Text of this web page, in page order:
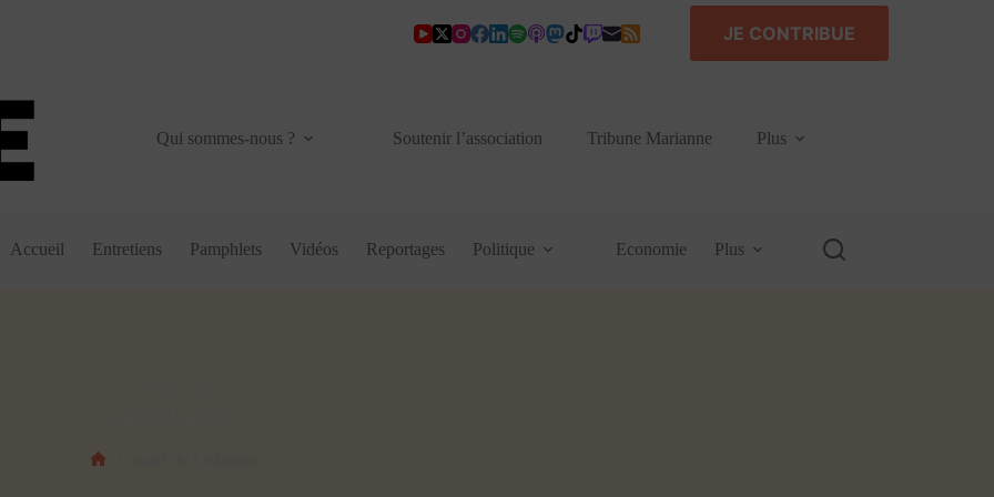
JE CONTRIBUE
Qui sommes-nous ? Soutenir l’association Tribune Marianne Plus
Accueil Entretiens Pamphlets Vidéos Reportages Politique Economie Plus